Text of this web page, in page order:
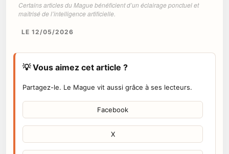
Certains articles du Mague bénéficient d’un éclairage ponctuel et
maîtrisé de l’intelligence artificielle.
LE 12/05/2026
💡 Vous aimez cet article ?
Partagez-le. Le Mague vit aussi grâce à ses lecteurs.
Facebook
X